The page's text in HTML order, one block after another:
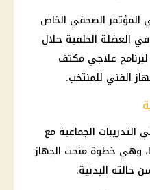
الصحفي الخاص
العضلة الخلفية خلال
علاجي مكثف
الفني للمنتخب.
الجماعية مع
وهي خطوة منحت الجهاز
حالته البدنية.